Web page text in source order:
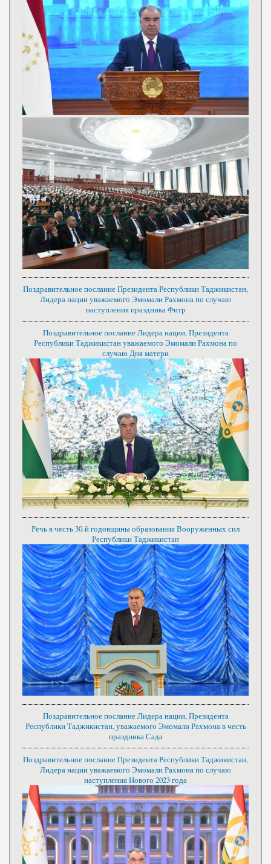
Поздравительное послание Президента Республики Таджикистан,
Лидера нации уважаемого Эмомали Рахмона по случаю
наступления праздника Фитр
Поздравительное послание Лидера нации, Президента
Республики Таджикистан уважаемого Эмомали Рахмона по
случаю Дня матери
Речь в честь 30-й годовщины образования Вооруженных сил
Республики Таджикистан
Поздравительное послание Лидера нации, Президента
Республики Таджикистан, уважаемого Эмомали Рахмона в честь
праздника Сада
Поздравительное послание Президента Республики Таджикистан,
Лидера нации уважаемого Эмомали Рахмона по случаю
наступления Нового 2023 года